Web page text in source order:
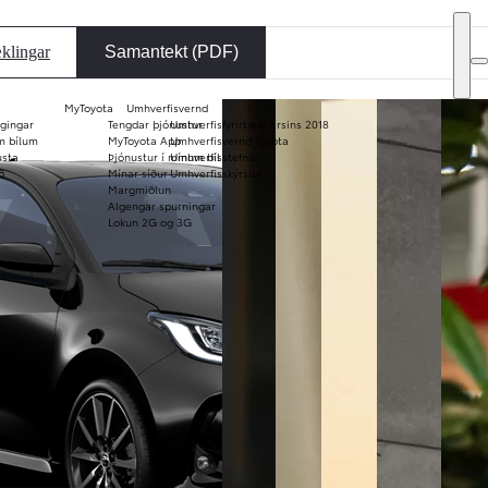
Verð og
bæklingar
bílum
MyToyota
Tengdar þjónustur
MyToyota App
Þjónustur í mínum bíl
Mínar síður
Margmiðlun
Algengar spurningar
Lokun 2G og 3G
Umhverfisvernd
Umhverfisfyrirtæki ársins 2018
Umhverfisvernd Toyota
Umhverfisstefna
Umhverfisskýrslur
Samantekt (PDF)